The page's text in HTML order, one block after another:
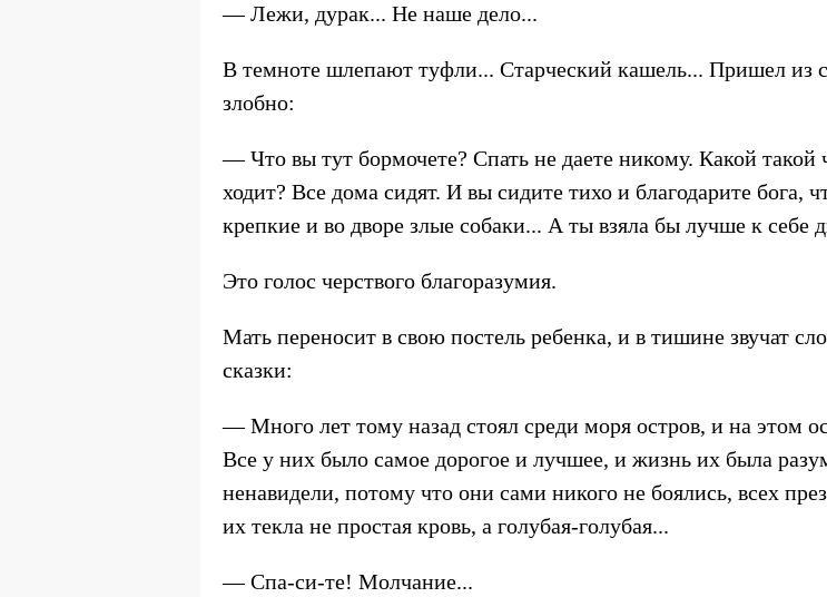
— Лежи, дурак... Не наше дело...
В темноте шлепают туфли... Старческий кашель... Пришел из
злобно:
— Что вы тут бормочете? Спать не даете никому. Какой такой
ходит? Все дома сидят. И вы сидите тихо и благодарите бога,
крепкие и во дворе злые собаки... А ты взяла бы лучше к себе
Это голос черствого благоразумия.
Мать переносит в свою постель ребенка, и в тишине звучат
сказки:
— Много лет тому назад стоял среди моря остров, и на этом
Все у них было самое дорогое и лучшее, и жизнь их была
ненавидели, потому что они сами никого не боялись, всех
их текла не простая кровь, а голубая-голубая...
— Спа-си-те! Молчание...